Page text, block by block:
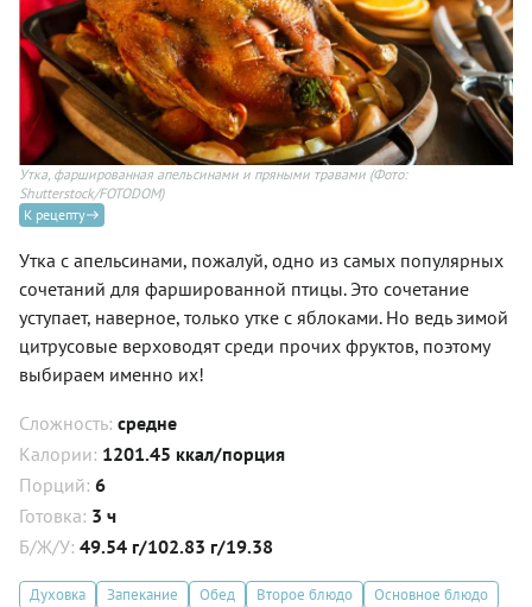
Утка, фаршированная апельсинами и пряными травами (Фото:
Shutterstock/FOTODOM)
К рецепту
Утка с апельсинами, пожалуй, одно из самых популярных
сочетаний для фаршированной птицы. Это сочетание
уступает, наверное, только утке с яблоками. Но ведь зимой
цитрусовые верховодят среди прочих фруктов, поэтому
выбираем именно их!
Сложность: средне
Калории: 1201.45 ккал/порция
Порций: 6
Готовка: 3 ч
Б/Ж/У: 49.54 г/102.83 г/19.38
Духовка Запекание Обед Второе блюдо
Основное блюдо